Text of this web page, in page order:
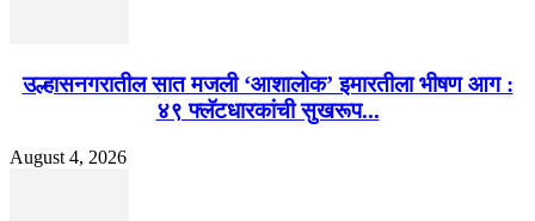
उल्हासनगरातील सात मजली ‘आशालोक’ इमारतीला भीषण आग :
४९ फ्लॅटधारकांची सुखरूप...
August 4, 2026